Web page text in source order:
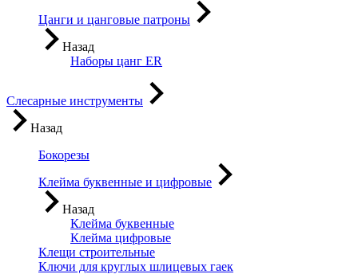
Цанги и цанговые патроны
Назад
Наборы цанг ER
Слесарные инструменты
Назад
Бокорезы
Клейма буквенные и цифровые
Назад
Клейма буквенные
Клейма цифровые
Клещи строительные
Ключи для круглых шлицевых гаек